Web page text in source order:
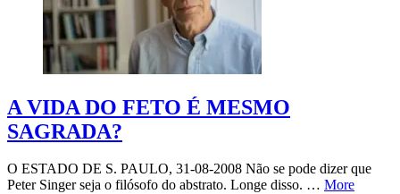
A VIDA DO FETO É MESMO
SAGRADA?
O ESTADO DE S. PAULO, 31-08-2008 Não se pode dizer que
Peter Singer seja o filósofo do abstrato. Longe disso. … More